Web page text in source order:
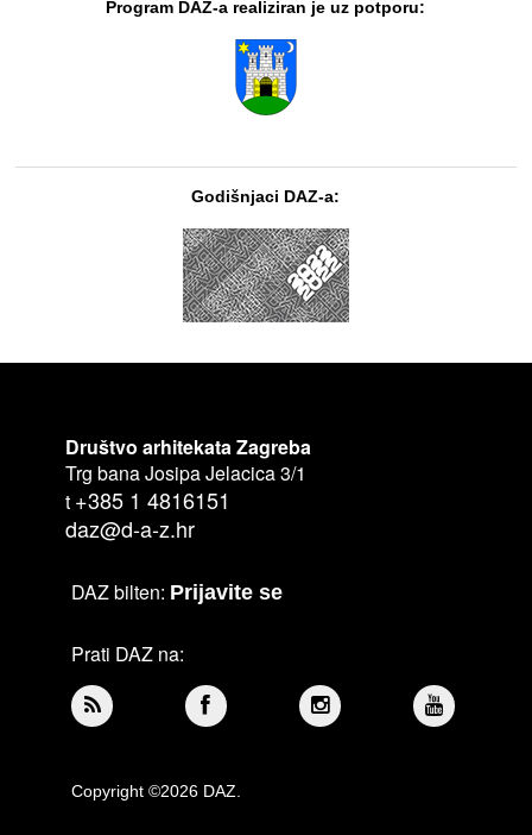
Program DAZ-a realiziran je uz potporu:
Godišnjaci DAZ-a:
Društvo arhitekata Zagreba
Trg bana Josipa Jelacica 3/1
t +385 1 4816151
daz@d-a-z.hr
DAZ bilten: Prijavite se
Prati DAZ na:
Copyright ©2026 DAZ.